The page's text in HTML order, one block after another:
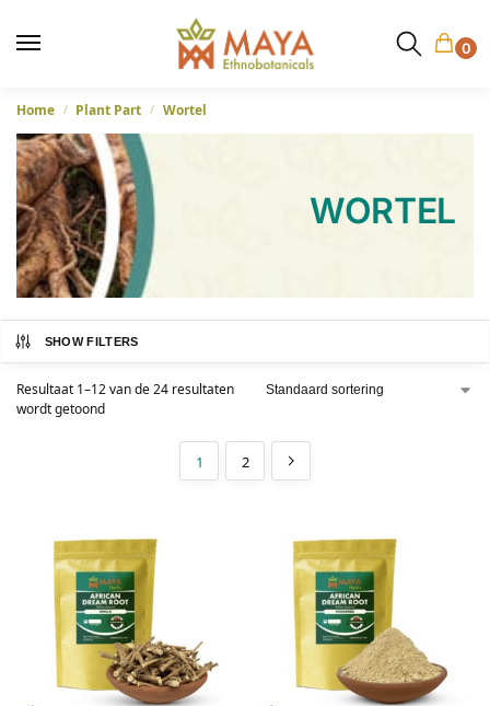
0
Home / Plant Part / Wortel
WORTEL
SHOW FILTERS
Resultaat 1–12 van de 24 resultaten
wordt getoond
1 2